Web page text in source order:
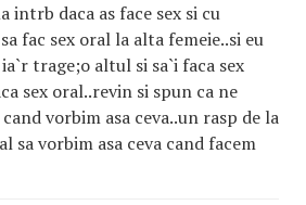
intrb daca as face sex si cu
fac sex oral la alta femeie..si eu
trage;o altul si sa`i faca sex
sex oral..revin si spun ca ne
vorbim asa ceva..un rasp de la
sa vorbim asa ceva cand facem